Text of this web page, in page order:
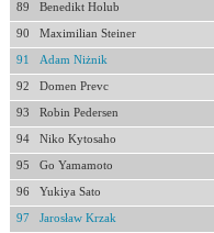
89 Benedikt Holub
90 Maximilian Steiner
91 Adam Niżnik
92 Domen Prevc
93 Robin Pedersen
94 Niko Kytosaho
95 Go Yamamoto
96 Yukiya Sato
97 Jarosław Krzak